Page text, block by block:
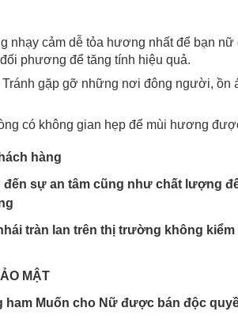
nhạy cảm dễ tỏa hương nhất để bạn
phương để tăng tính hiệu quả.
gặp gỡ những nơi đông người,
có không gian hẹp để mùi hương
hàng
đến sự an tâm cũng như chất lượng
tràn lan trên thị trường không
MẬT
Muốn cho Nữ được bán độc